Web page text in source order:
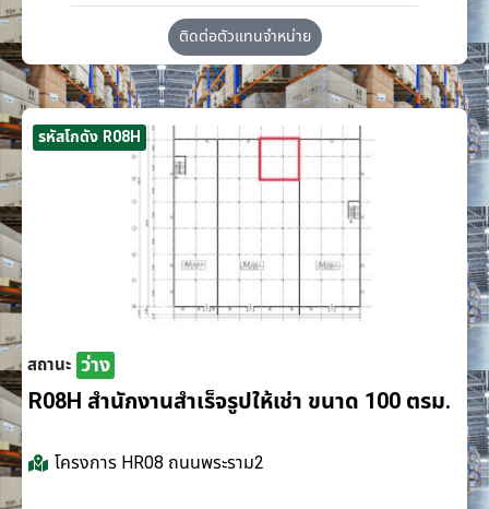
ติดต่อตัวแทนจำหน่าย
รหัสโกดัง R08H
สถานะ ว่าง
R08H สำนักงานสำเร็จรูปให้เช่า ขนาด 100 ตรม.
โครงการ HR08 ถนนพระราม2